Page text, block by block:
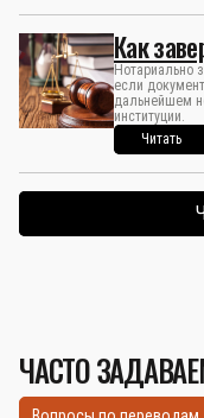
Как
Нотариально
если
дальнейшем
институции.
Читать
ЧАСТО